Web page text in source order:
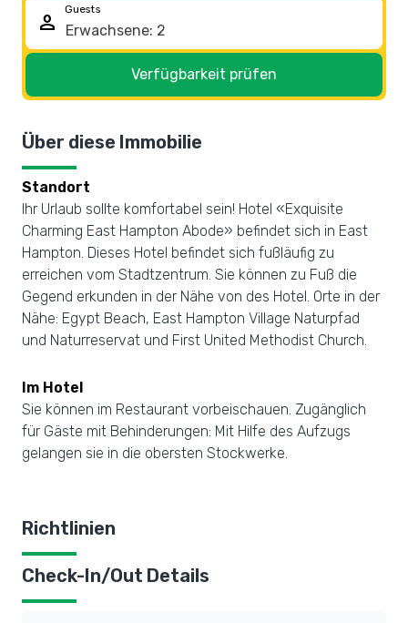
person
Guests
Verfügbarkeit prüfen
Über diese Immobilie
Standort
Ihr Urlaub sollte komfortabel sein! Hotel «Exquisite
Charming East Hampton Abode» befindet sich in East
Hampton. Dieses Hotel befindet sich fußläufig zu
erreichen vom Stadtzentrum. Sie können zu Fuß die
Gegend erkunden in der Nähe von des Hotel. Orte in der
Nähe: Egypt Beach, East Hampton Village Naturpfad
und Naturreservat und First United Methodist Church.
Im Hotel
Sie können im Restaurant vorbeischauen. Zugänglich
für Gäste mit Behinderungen: Mit Hilfe des Aufzugs
gelangen sie in die obersten Stockwerke.
Richtlinien
Check-In/Out Details